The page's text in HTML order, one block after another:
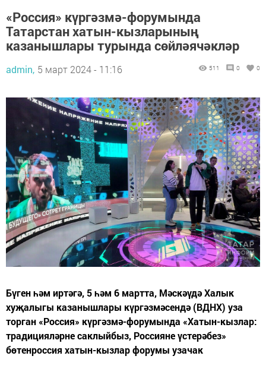
«Россия» күргәзмә-форумында
Татарстан хатын-кызларының
казанышлары турында сөйләячәкләр
admin, 5 март 2024 - 11:16 511 0 0
Бүген һәм иртәгә, 5 һәм 6 мартта, Мәскәүдә Халык
хуҗалыгы казанышлары күргәзмәсендә (ВДНХ) уза
торган «Россия» күргәзмә-форумында «Хатын-кызлар:
традицияләрне саклыйбыз, Россияне үстерәбез»
бөтенроссия хатын-кызлар форумы узачак